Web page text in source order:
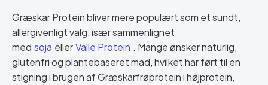
Græskar Protein bliver mere populært som et sundt,
allergivenligt valg, især sammenlignet
med soja ellerValle Protein . Mange ønsker naturlig,
glutenfri og plantebaseret mad, hvilket har ført til en
stigning i brugen af Græskarfrøprotein i højprotein,